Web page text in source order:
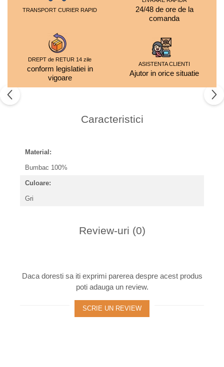
TRANSPORT CURIER RAPID
24/48 de ore de la
comanda
DREPT de RETUR 14 zile
conform legislatiei in
vigoare
ASISTENTA CLIENTI
Ajutor in orice situatie
Caracteristici
Material:
Bumbac 100%
Culoare:
Gri
Review-uri (0)
Daca doresti sa iti exprimi parerea despre acest produs
poti adauga un review.
SCRIE UN REVIEW